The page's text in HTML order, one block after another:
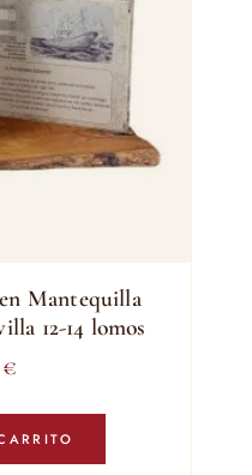
Mantequilla
12-14 lomos
€